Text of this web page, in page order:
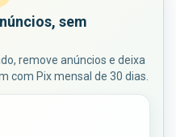
sem
remove anúncios e deixa
com Pix mensal de 30 dias.